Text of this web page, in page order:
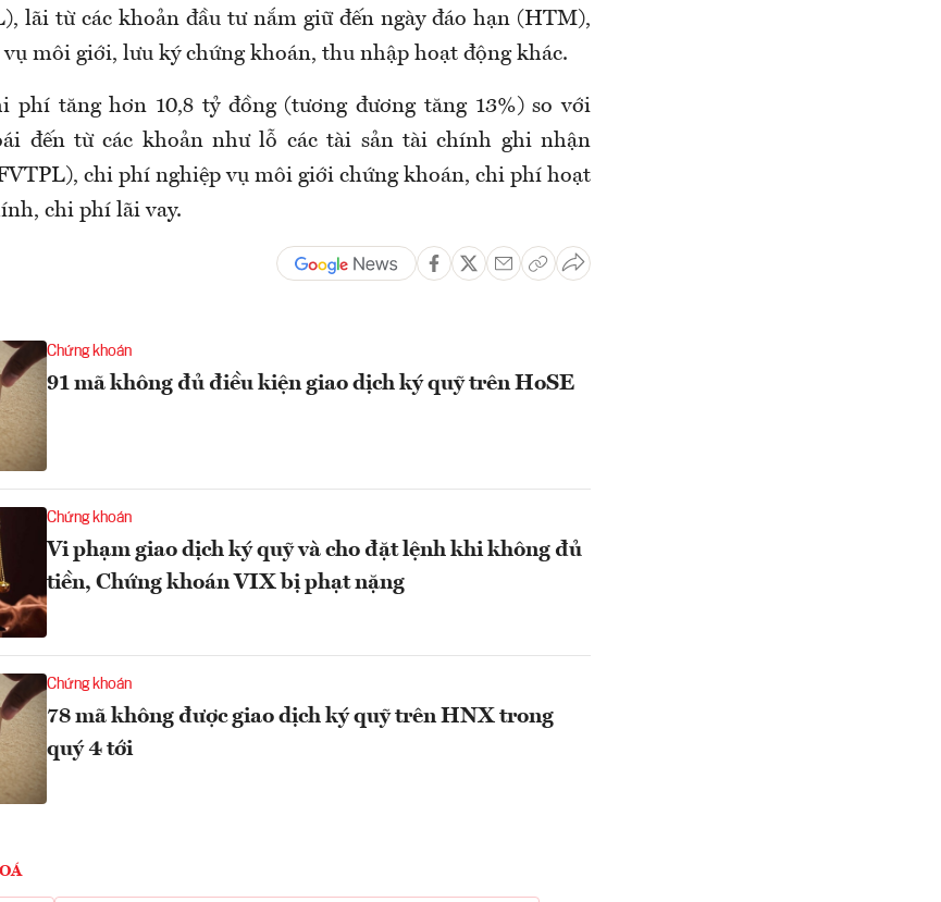
lãi từ các khoản đầu tư nắm giữ đến ngày đáo hạn (HTM),
môi giới, lưu ký chứng khoán, thu nhập hoạt động khác.
phí tăng hơn 10,8 tỷ đồng (tương đương tăng 13%) so với
đến từ các khoản như lỗ các tài sản tài chính ghi nhận
chi phí nghiệp vụ môi giới chứng khoán, chi phí hoạt
chi phí lãi vay.
Chứng khoán
91 mã không đủ điều kiện giao dịch ký quỹ trên HoSE
Chứng khoán
Vi phạm giao dịch ký quỹ và cho đặt lệnh khi không đủ
tiền, Chứng khoán VIX bị phạt nặng
Chứng khoán
78 mã không được giao dịch ký quỹ trên HNX trong
quý 4 tới